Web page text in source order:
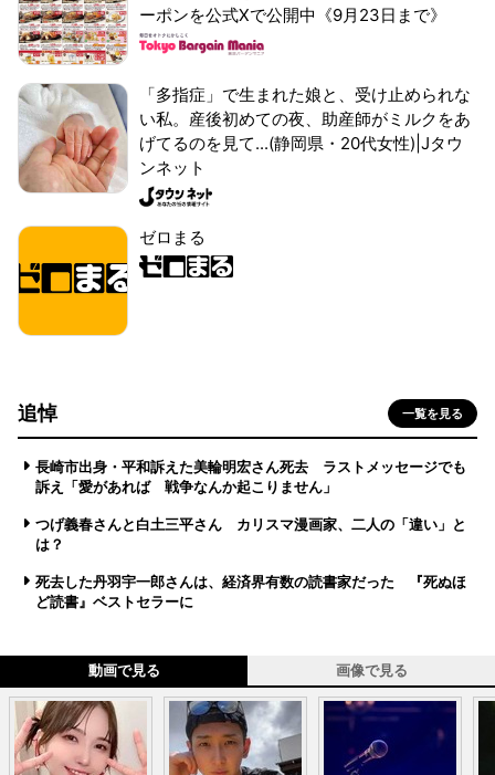
ーポンを公式Xで公開中《9月23日まで》
「多指症」で生まれた娘と、受け止められな
い私。産後初めての夜、助産師がミルクをあ
げてるのを見て...(静岡県・20代女性)|Jタウ
ンネット
ゼロまる
追悼 一覧を見る
長崎市出身・平和訴えた美輪明宏さん死去 ラストメッセージでも
訴え「愛があれば 戦争なんか起こりません」
つげ義春さんと白土三平さん カリスマ漫画家、二人の「違い」と
は？
死去した丹羽宇一郎さんは、経済界有数の読書家だった 『死ぬほ
ど読書』ベストセラーに
動画で見る 画像で見る